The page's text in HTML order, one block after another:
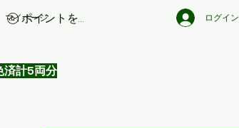
ログイン
ポイントを表示
マイページ
済計5両分